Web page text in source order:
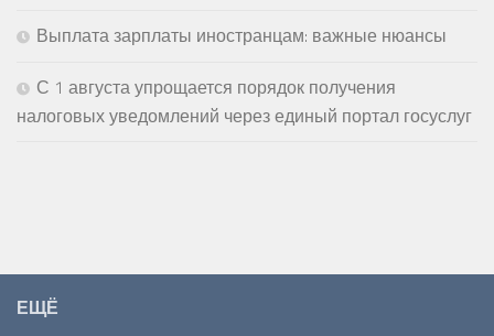
Выплата зарплаты иностранцам: важные нюансы
С 1 августа упрощается порядок получения
налоговых уведомлений через единый портал госуслуг
ЕЩЁ